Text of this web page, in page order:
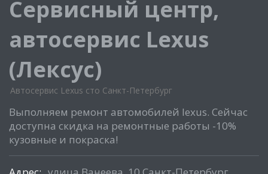
Сервисный центр,
автосервис Lexus
(Лексус)
Автосервис Lexus сто Санкт-Петербург
Выполняем ремонт автомобилей lexus. Сейчас
доступна скидка на ремонтные работы -10%
кузовные и покраска!